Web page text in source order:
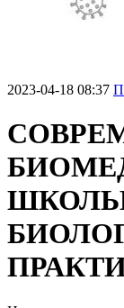
2023-04-18 08:37